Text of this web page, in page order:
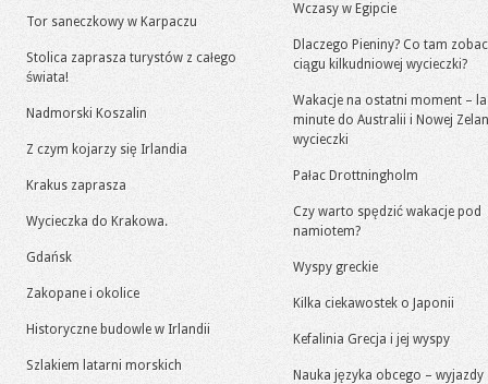
Tor saneczkowy w Karpaczu
Stolica zaprasza turystów z całego
świata!
Nadmorski Koszalin
Z czym kojarzy się Irlandia
Krakus zaprasza
Wycieczka do Krakowa.
Gdańsk
Zakopane i okolice
Historyczne budowle w Irlandii
Szlakiem latarni morskich
Wczasy w Egipcie
Dlaczego Pieniny? Co tam
ciągu kilkudniowej wycieczki?
Wakacje na ostatni moment –
minute do Australii i Nowej
wycieczki
Pałac Drottningholm
Czy warto spędzić wakacje pod
namiotem?
Wyspy greckie
Kilka ciekawostek o Japonii
Kefalinia Grecja i jej wyspy
Nauka języka obcego – wyjazdy